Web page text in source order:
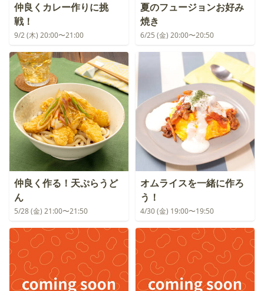
仲良くカレー作りに挑
戦！
9/2 (木) 20:00〜21:00
夏のフュージョンお好み
焼き
6/25 (金) 20:00〜20:50
仲良く作る！天ぷらうど
ん
5/28 (金) 21:00〜21:50
オムライスを一緒に作ろ
う！
4/30 (金) 19:00〜19:50